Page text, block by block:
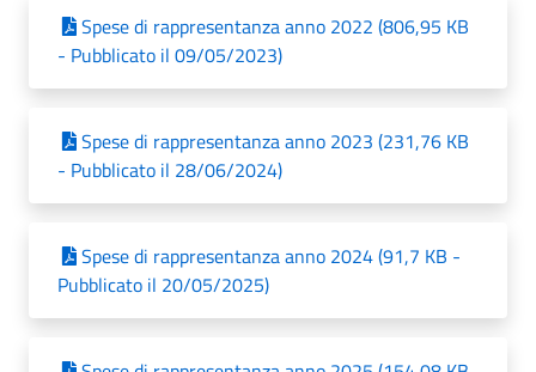
Spese di rappresentanza anno 2022 (806,95 KB
- Pubblicato il 09/05/2023)
Spese di rappresentanza anno 2023 (231,76 KB
- Pubblicato il 28/06/2024)
Spese di rappresentanza anno 2024 (91,7 KB -
Pubblicato il 20/05/2025)